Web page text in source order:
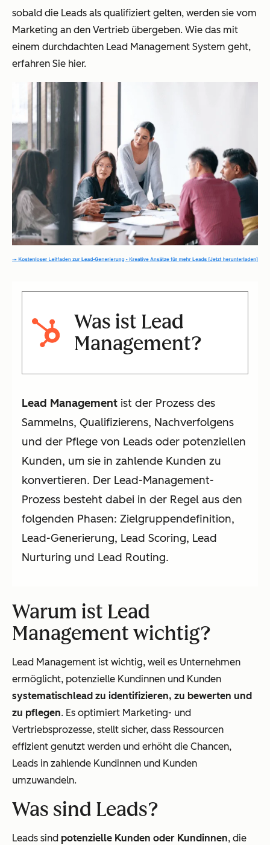
sobald die Leads als qualifiziert gelten, werden sie vom
Marketing an den Vertrieb übergeben. Wie das mit
einem durchdachten Lead Management System geht,
erfahren Sie hier.
Was ist Lead
Management?
Lead Management ist der Prozess des
Sammelns, Qualifizierens, Nachverfolgens
und der Pflege von Leads oder potenziellen
Kunden, um sie in zahlende Kunden zu
konvertieren. Der Lead-Management-
Prozess besteht dabei in der Regel aus den
folgenden Phasen: Zielgruppendefinition,
Lead-Generierung, Lead Scoring, Lead
Nurturing und Lead Routing.
Warum ist Lead
Management wichtig?
Lead Management ist wichtig, weil es Unternehmen
ermöglicht, potenzielle Kundinnen und Kunden
systematischlead zu identifizieren, zu bewerten und
zu pflegen. Es optimiert Marketing- und
Vertriebsprozesse, stellt sicher, dass Ressourcen
effizient genutzt werden und erhöht die Chancen,
Leads in zahlende Kundinnen und Kunden
umzuwandeln.
Was sind Leads?
Leads sind potenzielle Kunden oder Kundinnen, die